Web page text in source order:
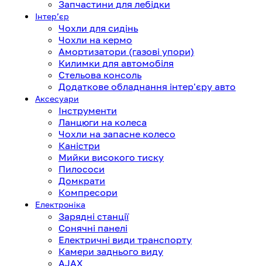
Запчастини для лебідки
Інтерʼєр
Чохли для сидінь
Чохли на кермо
Амортизатори (газові упори)
Килимки для автомобіля
Стельова консоль
Додаткове обладнання інтер'єру авто
Аксесуари
Інструменти
Ланцюги на колеса
Чохли на запасне колесо
Каністри
Мийки високого тиску
Пилососи
Домкрати
Компресори
Електроніка
Зарядні станції
Сонячні панелі
Електричні види транспорту
Камери заднього виду
AJAX